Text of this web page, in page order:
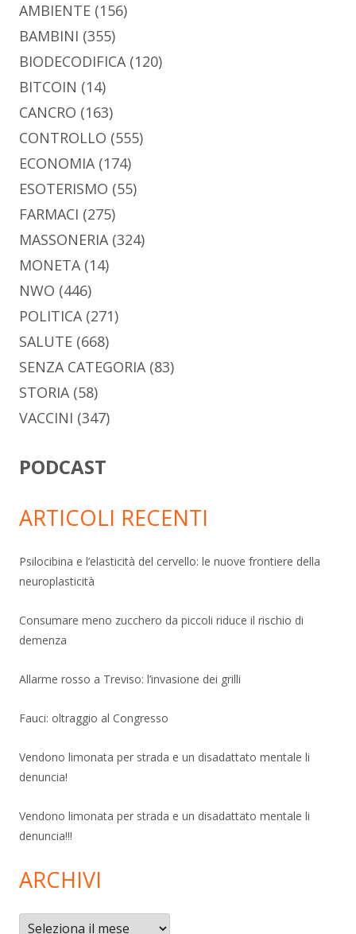
AMBIENTE (156)
BAMBINI (355)
BIODECODIFICA(120)
BITCOIN (14)
CANCRO (163)
CONTROLLO (555)
ECONOMIA(174)
ESOTERISMO (55)
FARMACI (275)
MASSONERIA(324)
MONETA(14)
NWO (446)
POLITICA(271)
SALUTE (668)
SENZA CATEGORIA(83)
STORIA(58)
VACCINI (347)
PODCAST
ARTICOLI RECENTI
Psilocibina e l’elasticità del cervello: le nuove frontiere della
neuroplasticità
Consumare meno zucchero da piccoli riduce il rischio di
demenza
Allarme rosso a Treviso: l’invasione dei grilli
Fauci: oltraggio al Congresso
Vendono limonata per strada e un disadattato mentale li
denuncia!
Vendono limonata per strada e un disadattato mentale li
denuncia!!!
ARCHIVI
Archivi